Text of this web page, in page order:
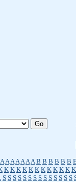
A A A A A A A B B B B B B
K K K K K K K K K K K K
S S S S S S S S S S S S S S